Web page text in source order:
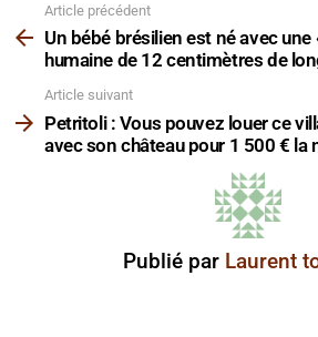
plus
Article précédent
Un bébé brésilien est né avec une
humaine de 12 centimètres de
Article suivant
Petritoli : Vous pouvez louer ce
avec son château pour 1 500 € la
Publié par Laurent